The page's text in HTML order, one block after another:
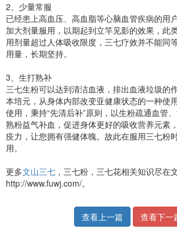
2、少量常服
已经患上高血压、高血脂等心脑血管疾病的用
加大剂量服用，以期起到立竿见影的效果，此
用剂量超过人体吸收限度，三七疗效并不能同
用量，长期坚持。
3、生打熟补
三七生粉可以达到清洁血液，排出血液垃圾的
本培元，从身体内部改变亚健康状态的一种使
使用，秉持“先清后补”原则，以生粉疏通血管
熟粉益气补血，促进身体更好的吸收营养元素
疫力，让您拥有强健体魄。故此在服用三七粉
用。
更多文山三七 ，三七粉，三七花相关知识尽在
http://www.fuwj.com/。
查看上一篇 查看下一